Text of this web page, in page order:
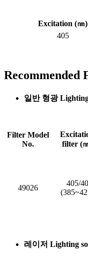
Excitation (㎚)
405
Recommended
일반 형광
Filter Model
No.
filter (
49026
405/40
레이저 Lighting